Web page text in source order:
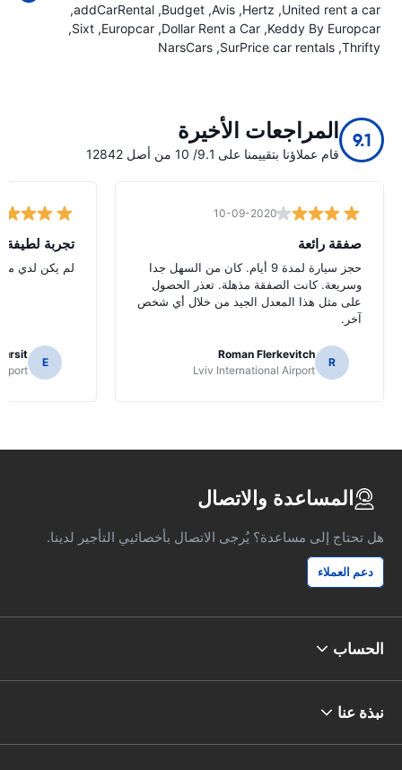
United rent a car
Hertz
Avis
Budget
addCarRental
Keddy By Europcar
Dollar Rent a Car
Europcar
Sixt
Thrifty
SurPrice car rentals
NarsCars
9.1 المراجعات الأخيرة
قام عملاؤنا بتقييمنا على 9.1/ 10 من أصل 12842
10-09-2020
صفقة رائعة
حجز سيارة لمدة 9 أيام. كان من السهل جدا
وسريعة. كانت الصفقة مذهلة. تعذر الحصول
على مثل هذا المعدل الجيد من خلال أي شخص
آخر.
R
Roman Flerkevitch
Lviv International Airport
تجربة لطيفة
لم يكن لدي
E
المساعدة والاتصال
هل تحتاج إلى مساعدة؟ يُرجى الاتصال بأخصائيي التأجير لدينا.
دعم العملاء
الحساب
نبذة عنا